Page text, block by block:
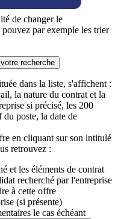
de changer le
par exemple les trier
recherche
dans la liste, s'affichent :
la nature du contrat et la
si précisé, les 200
du poste, la date de
en cliquant sur son intitulé
retrouvez :
et les éléments de contrat
recherché par l'entreprise
à cette offre
(si présente)
le cas échéant